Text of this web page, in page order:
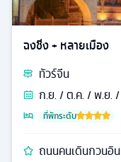
ฉงชิ่ง + หลายเมือง
ทัวร์จีน
ก.ย. / ต.ค. / พ.ย.
ที่พักระดับ
ถนนคนเดินกวนอิ